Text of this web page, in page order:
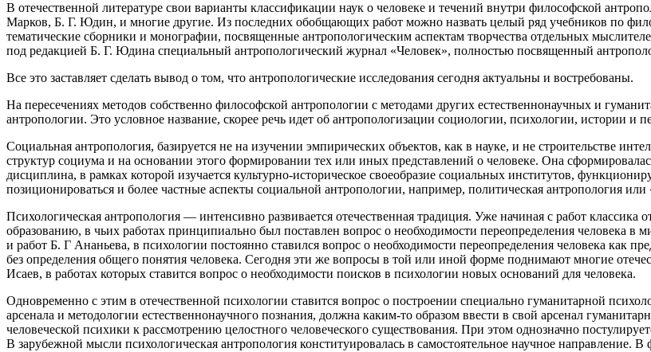
В отечественной литературе свои варианты классификации наук о человеке и течений внутри философской
Марков, Б. Г. Юдин, и многие другие. Из последних обобщающих работ можно назвать целый ряд учебников по
тематические сборники и монографии, посвященные антропологическим аспектам творчества отдельных
под редакцией Б. Г. Юдина специальный антропологический журнал «Человек», полностью посвященный
Все это заставляет сделать вывод о том, что антропологические исследования сегодня актуальны и востребованы.
На пересечениях методов собственно философской антропологии с методами других естественнонаучных и
антропологии. Это условное название, скорее речь идет об антропологизации социологии, психологии, истории и
Социальная антропология, базируется не на изучении эмпирических объектов, как в науке, и не строительстве
структур социума и на основании этого формировании тех или иных представлений о человеке. Она
дисциплина, в рамках которой изучается культурно-историческое своеобразие социальных институтов,
позиционироваться и более частные аспекты социальной антропологии, например, политическая антропология или
Психологическая антропология — интенсивно развивается отечественная традиция. Уже начиная с работ
образованию, в чьих работах принципиально был поставлен вопрос о необходимости переопределения человека в
и работ Б. Г Ананьева, в психологии постоянно ставился вопрос о необходимости переопределения человека как
без определения общего понятия человека. Сегодня эти же вопросы в той или иной форме поднимают многие
Исаев, в работах которых ставится вопрос о необходимости поисков в психологии новых оснований для человека.
Одновременно с этим в отечественной психологии ставится вопрос о построении специально гуманитарной
арсенала и методологии естественнонаучного познания, должна каким-то образом ввести в свой арсенал
человеческой психики к рассмотрению целостного человеческого существования. При этом однозначно
В зарубежной мысли психологическая антропология конституировалась в самостоятельное научное направление.